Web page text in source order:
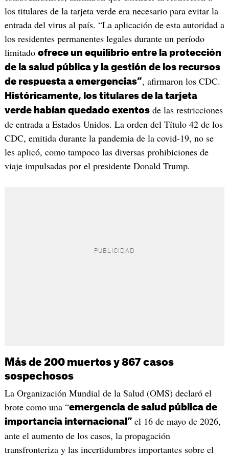
los titulares de la tarjeta verde era necesario para evitar la
entrada del virus al país. “La aplicación de esta autoridad a
los residentes permanentes legales durante un período
limitado ofrece un equilibrio entre la protección
de la salud pública y la gestión de los recursos
de respuesta a emergencias”, afirmaron los CDC.
Históricamente, los titulares de la tarjeta
verde habían quedado exentosde las restricciones
de entrada a Estados Unidos. La orden del Título 42 de los
CDC, emitida durante la pandemia de la covid-19, no se
les aplicó, como tampoco las diversas prohibiciones de
viaje impulsadas por el presidente Donald Trump.
Más de 200 muertos y 867 casos
sospechosos
La Organización Mundial de la Salud (OMS) declaró el
brote como una “emergencia de salud pública de
importancia internacional” el 16 de mayo de 2026,
ante el aumento de los casos, la propagación
transfronteriza y las incertidumbres importantes sobre el